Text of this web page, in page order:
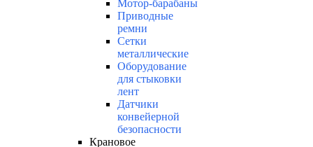
Мотор-барабаны
Приводные
ремни
Сетки
металлические
Оборудование
для стыковки
лент
Датчики
конвейерной
безопасности
Крановое